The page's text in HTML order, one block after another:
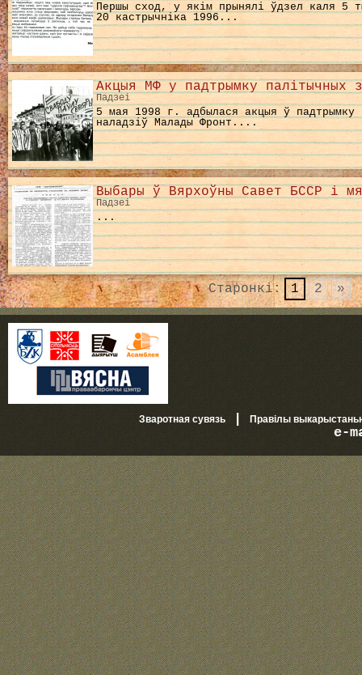
Першы сход, у якім прынялі ўдзел каля 5
20 кастрычніка 1996...
Акцыя МФ у падтрымку палітычных
Падзеі
5 мая 1998 г. адбылася акцыя ў падтрымку
наладзіў Малады Фронт....
Выбары ў Вярхоўны Савет БССР і
Падзеі
...
Старонкі: 1 2 »
Зваротная сувязь| Правілы
e-